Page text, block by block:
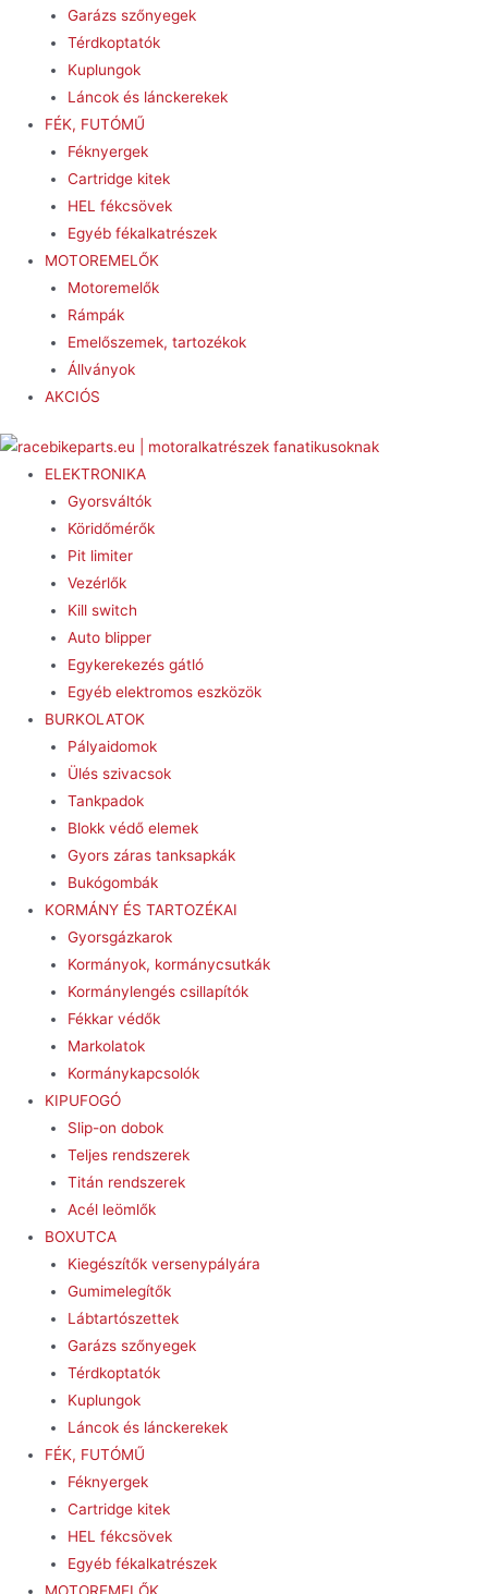
Garázs szőnyegek
Térdkoptatók
Kuplungok
Láncok és lánckerekek
FÉK, FUTÓMŰ
Féknyergek
Cartridge kitek
HEL fékcsövek
Egyéb fékalkatrészek
MOTOREMELŐK
Motoremelők
Rámpák
Emelőszemek, tartozékok
Állványok
AKCIÓS
Menu
ELEKTRONIKA
Gyorsváltók
Köridőmérők
Pit limiter
Vezérlők
Kill switch
Auto blipper
Egykerekezés gátló
Egyéb elektromos eszközök
BURKOLATOK
Pályaidomok
Ülés szivacsok
Tankpadok
Blokk védő elemek
Gyors záras tanksapkák
Bukógombák
KORMÁNY ÉS TARTOZÉKAI
Gyorsgázkarok
Kormányok, kormánycsutkák
Kormánylengés csillapítók
Fékkar védők
Markolatok
Kormánykapcsolók
KIPUFOGÓ
Slip-on dobok
Teljes rendszerek
Titán rendszerek
Acél leömlők
BOXUTCA
Kiegészítők versenypályára
Gumimelegítők
Lábtartószettek
Garázs szőnyegek
Térdkoptatók
Kuplungok
Láncok és lánckerekek
FÉK, FUTÓMŰ
Féknyergek
Cartridge kitek
HEL fékcsövek
Egyéb fékalkatrészek